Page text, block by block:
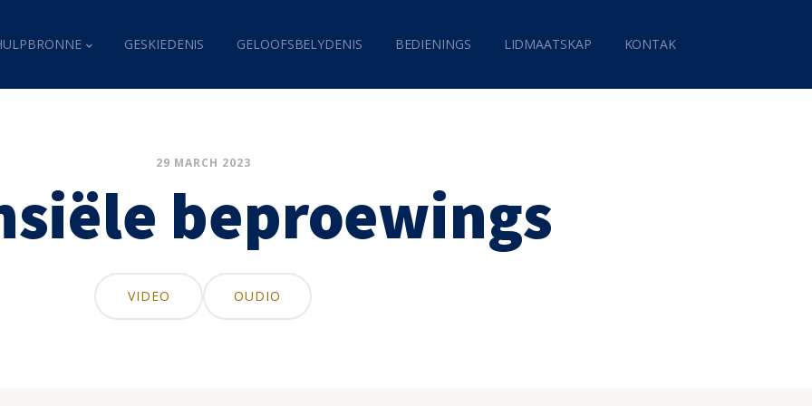
GESKIEDENIS GELOOFSBELYDENIS BEDIENINGS LIDMAATSKAP KONTAK
29 MARCH 2023
beproewings
VIDEO OUDIO